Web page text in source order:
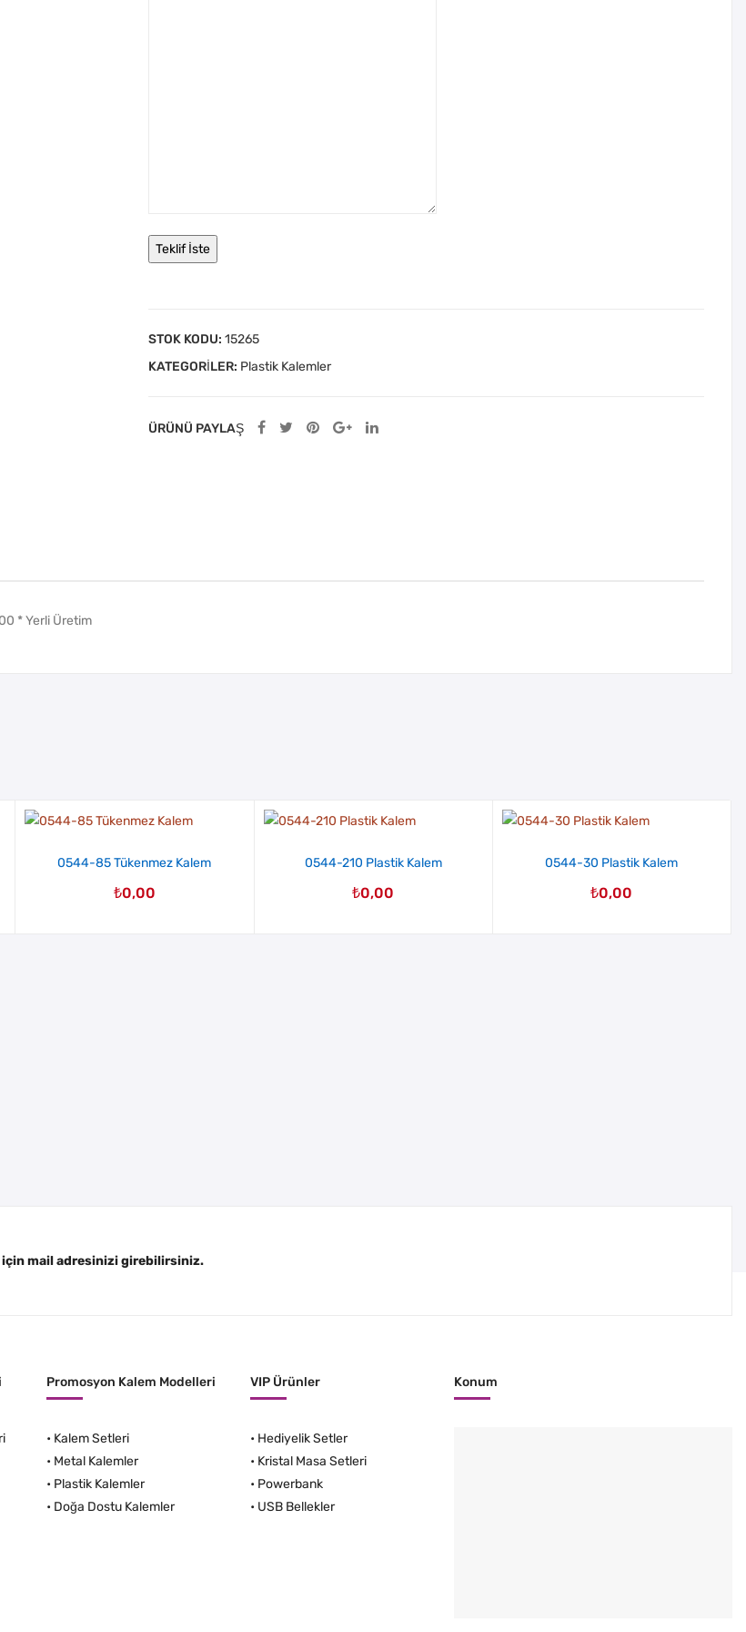
STOK KODU: 15265
KATEGORILER: Plastik Kalemler
ÜRÜNÜ PAYLAŞ
* Yerli Üretim
0544-85 Tükenmez Kalem
₺0,00
0544-210 Plastik Kalem
₺0,00
0544-30 Plastik Kalem
₺0,00
mail adresinizi girebilirsiniz.
Promosyon Kalem Modelleri
• Kalem Setleri
• Metal Kalemler
• Plastik Kalemler
• Doğa Dostu Kalemler
VIP Ürünler
• Hediyelik Setler
• Kristal Masa Setleri
• Powerbank
• USB Bellekler
Konum